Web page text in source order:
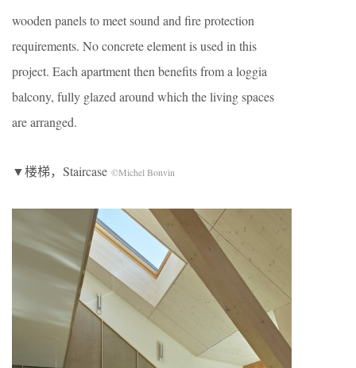
wooden panels to meet sound and fire protection
requirements. No concrete element is used in this
project. Each apartment then benefits from a loggia
balcony, fully glazed around which the living spaces
are arranged.
▼楼梯，Staircase ©Michel Bonvin